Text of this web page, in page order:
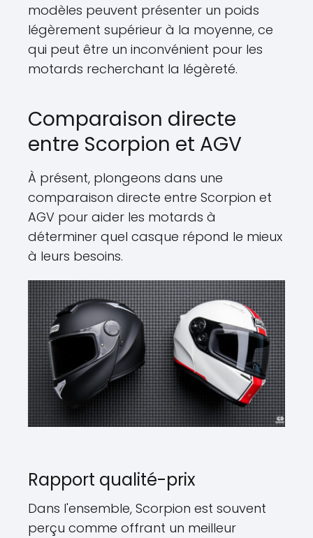
modèles peuvent présenter un poids
légèrement supérieur à la moyenne, ce
qui peut être un inconvénient pour les
motards recherchant la légèreté.
Comparaison directe
entre Scorpion et AGV
À présent, plongeons dans une
comparaison directe entre Scorpion et
AGV pour aider les motards à
déterminer quel casque répond le mieux
à leurs besoins.
Rapport qualité-prix
Dans l'ensemble, Scorpion est souvent
perçu comme offrant un meilleur